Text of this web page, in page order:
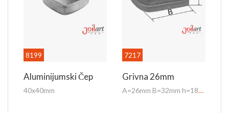
8199
Aluminijumski Čep
40x40mm
7217
Grivna 26mm
A=26mm B=32mm h=18mm